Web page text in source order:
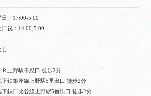
日：17:00-5:00
日祝：14:00-5:00
し
Ｒ上野駅不忍口 徒歩2分
下鉄銀座線上野駅5番出口 徒歩2分
下鉄日比谷線上野駅5番出口 徒歩2分